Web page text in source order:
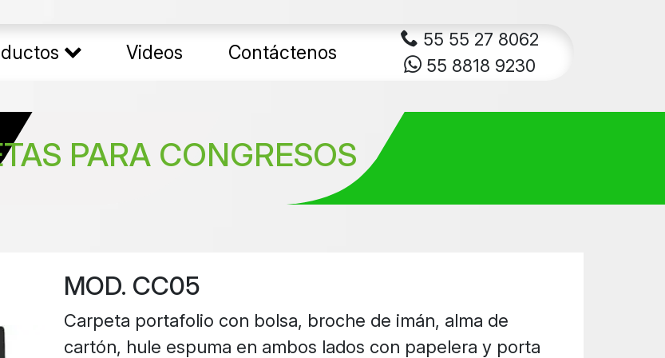
Videos Contáctenos
55 55 27 8062
55 8818 9230
PARA CONGRESOS
MOD. CC05
Carpeta portafolio con bolsa, broche de imán, alma de
cartón, hule espuma en ambos lados con papelera y porta